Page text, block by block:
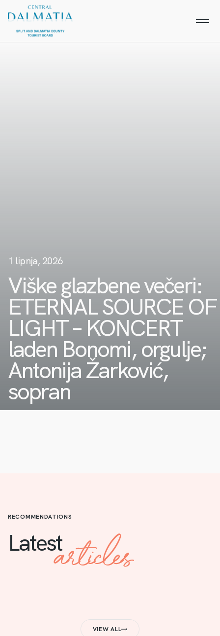
1 lipnja, 2026
Viške glazbene večeri:
ETERNAL SOURCE OF
LIGHT – KONCERT
laden Bonomi, orgulje;
Antonija Žarković,
sopran
RECOMMENDATIONS
Latestarticles
VIEW ALL